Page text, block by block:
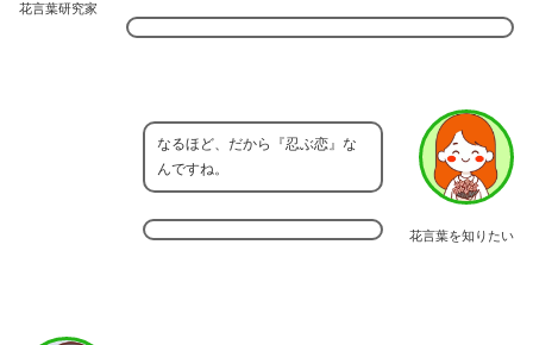
花言葉研究家
花言葉を知りたい
なるほど、だから『忍ぶ恋』な
んですね。